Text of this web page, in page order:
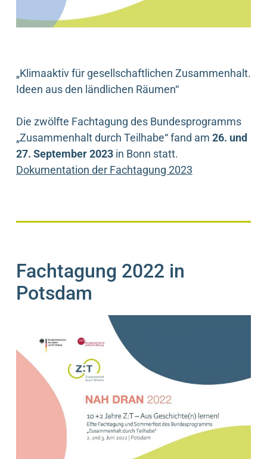
„Klimaaktiv für gesellschaftlichen Zusammenhalt.
Ideen aus den ländlichen Räumen“
Die zwölfte Fachtagung des Bundesprogramms
„Zusammenhalt durch Teilhabe“ fand am 26. und
27. September 2023 in Bonn statt.
Dokumentation der Fachtagung 2023
Fachtagung 2022 in
Potsdam